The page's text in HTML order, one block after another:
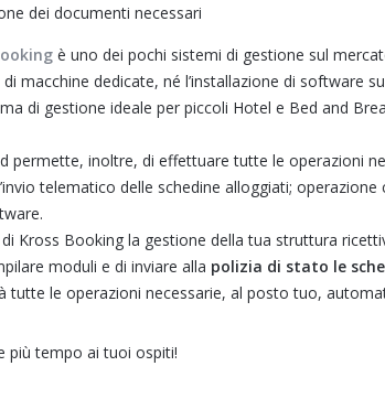
dei documenti necessari
è uno dei pochi sistemi di gestione sul
di macchine dedicate, né l’installazione di software
di gestione ideale per piccoli Hotel e Bed and
permette, inoltre, di effettuare tutte le operazioni
telematico delle schedine alloggiati;
Kross Booking la gestione della tua struttura
moduli e di inviare alla polizia di stato le
tutte le operazioni necessarie, al posto tuo,
più tempo ai tuoi ospiti!